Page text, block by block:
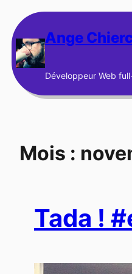
au
contenu Ange
Développeur Web
Mois :
Tada !